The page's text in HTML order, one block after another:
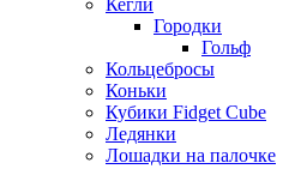
Кегли
Городки
Гольф
Кольцебросы
Коньки
Кубики Fidget Cube
Ледянки
Лошадки на палочке